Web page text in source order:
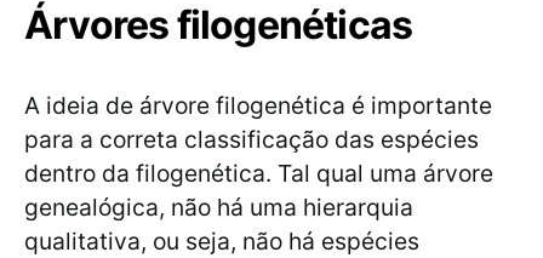
Árvores filogenéticas
A ideia de árvore filogenética é importante
para a correta classificação das espécies
dentro da filogenética. Tal qual uma árvore
genealógica, não há uma hierarquia
qualitativa, ou seja, não há espécies